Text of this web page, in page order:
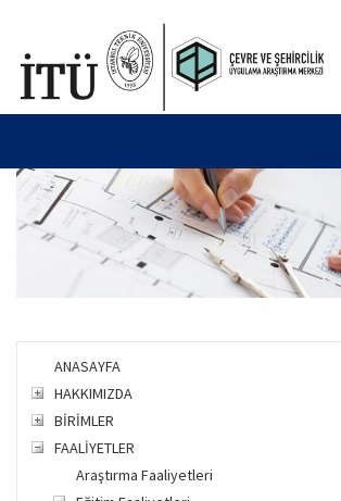
ANASAYFA
HAKKIMIZDA
BİRİMLER
FAALİYETLER
Araştırma Faaliyetleri